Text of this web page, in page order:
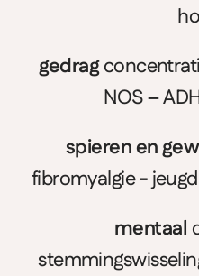
gedrag
NOS –
spieren en
fibromyalgie -
mentaal